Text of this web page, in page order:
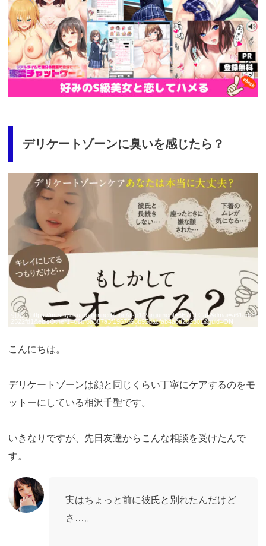
デリケートゾーンに臭いを感じたら？
引用：
https://m-seiyaku.com/innerblanc/asp1/?argument=6E7GLCaL&dmai=a61add6
2522fd1&ebisOther1=63bf6a887a3f1967698b95dacfab4acd202301&guid=ON
こんにちは。
デリケートゾーンは顔と同じくらい丁寧にケアするのをモ
ットーにしている相沢千聖です。
いきなりですが、先日友達からこんな相談を受けたんで
す。
実はちょっと前に彼氏と別れたんだけど
さ…。